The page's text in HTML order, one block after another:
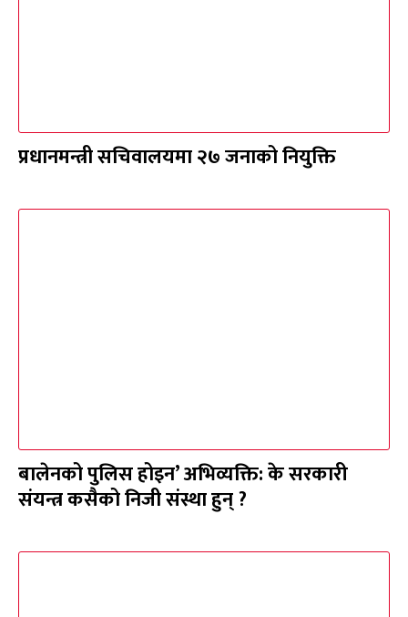
प्रधानमन्त्री सचिवालयमा २७ जनाको नियुक्ति
बालेनको पुलिस होइन’ अभिव्यक्ति: के सरकारी
संयन्त्र कसैको निजी संस्था हुन् ?